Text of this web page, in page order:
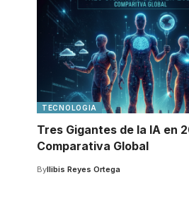
TECNOLOGIA
Tres Gigantes de la IA en
Comparativa Global
ByIlibis Reyes Ortega